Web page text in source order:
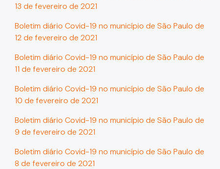
13 de fevereiro de 2021
Boletim diário Covid-19 no município de São Paulo de
12 de fevereiro de 2021
Boletim diário Covid-19 no município de São Paulo de
11 de fevereiro de 2021
Boletim diário Covid-19 no município de São Paulo de
10 de fevereiro de 2021
Boletim diário Covid-19 no município de São Paulo de
9 de fevereiro de 2021
Boletim diário Covid-19 no município de São Paulo de
8 de fevereiro de 2021